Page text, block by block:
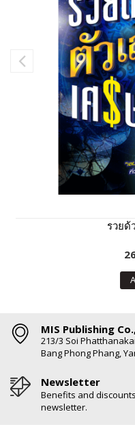
รวยด้
MIS Publishing
213/3 Soi
Bang Phong Phang,
Newsletter
Benefits and
newsletter.